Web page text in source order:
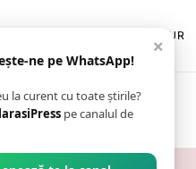
POLITICA DE ANULARE & RETUR
CONTACT
CĂLĂRĂȘEAN
×
ne pe WhatsApp!
la curent cu toate știrile?
pe canalul de